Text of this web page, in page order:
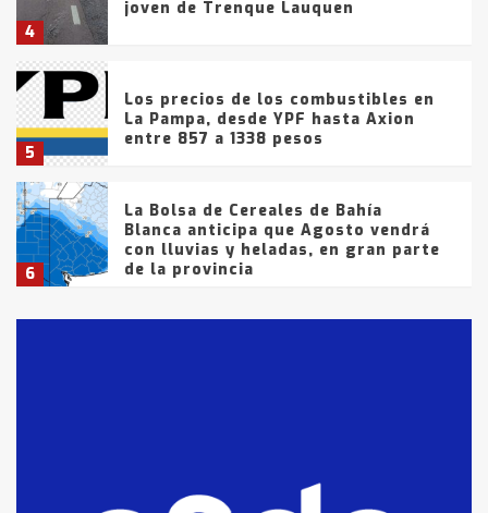
4
joven de Trenque Lauquen
5
Los precios de los combustibles en
La Pampa, desde YPF hasta Axion
entre 857 a 1338 pesos
6
La Bolsa de Cereales de Bahía
Blanca anticipa que Agosto vendrá
con lluvias y heladas, en gran parte
de la provincia
T.Lauquen: tres jóvenes que
lo que fue la planta Industrial del
Frígorífico Indio Pampa